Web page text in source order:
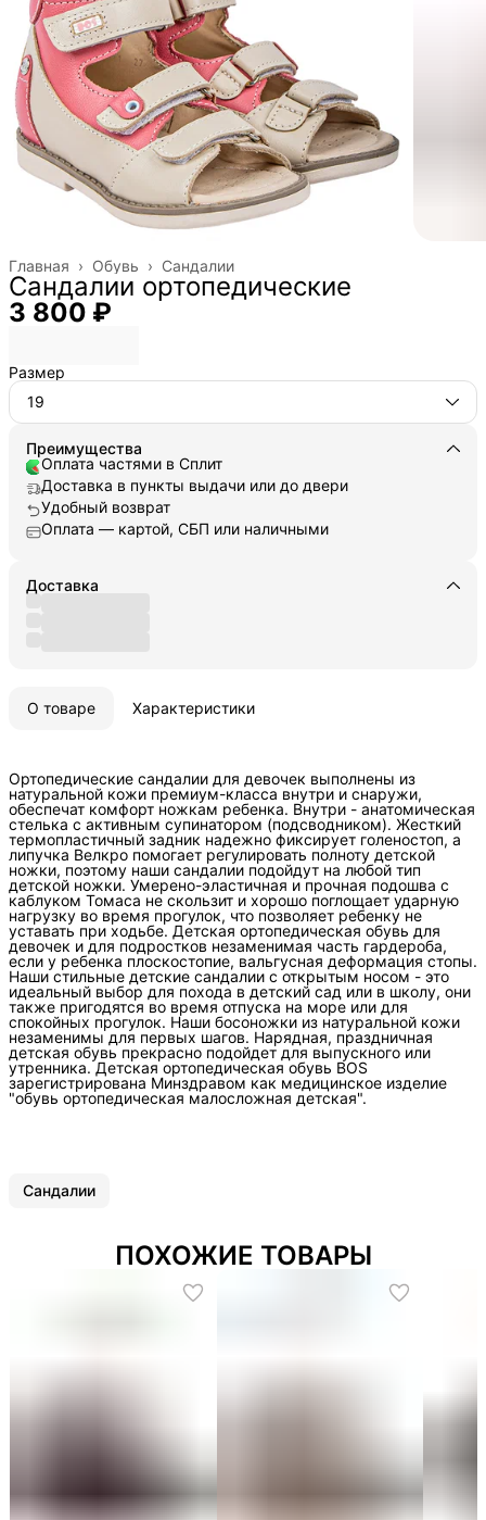
Сандалии
Обувь ›
Главная ›
Сандалии ортопедические
3 800 ₽
Размер
19
Преимущества
Оплата частями в Сплит
Доставка в пункты выдачи или до двери
Удобный возврат
Оплата — картой, СБП или наличными
Доставка
О товаре Характеристики
Ортопедические сандалии для девочек выполнены из
натуральной кожи премиум-класса внутри и снаружи,
обеспечат комфорт ножкам ребенка. Внутри - анатомическая
стелька с активным супинатором (подсводником). Жесткий
термопластичный задник надежно фиксирует голеностоп, а
липучка Велкро помогает регулировать полноту детской
ножки, поэтому наши сандалии подойдут на любой тип
детской ножки. Умерено-эластичная и прочная подошва с
каблуком Томаса не скользит и хорошо поглощает ударную
нагрузку во время прогулок, что позволяет ребенку не
уставать при ходьбе. Детская ортопедическая обувь для
девочек и для подростков незаменимая часть гардероба,
если у ребенка плоскостопие, вальгусная деформация стопы.
Наши стильные детские сандалии с открытым носом - это
идеальный выбор для похода в детский сад или в школу, они
также пригодятся во время отпуска на море или для
спокойных прогулок. Наши босоножки из натуральной кожи
незаменимы для первых шагов. Нарядная, праздничная
детская обувь прекрасно подойдет для выпускного или
утренника. Детская ортопедическая обувь BOS
зарегистрирована Минздравом как медицинское изделие
"обувь ортопедическая малосложная детская".
Сандалии
ПОХОЖИЕ ТОВАРЫ